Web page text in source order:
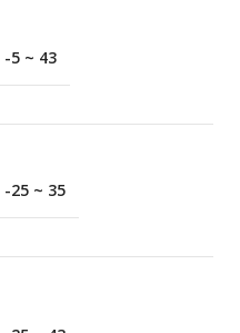
-5 ~ 43
-25 ~ 35